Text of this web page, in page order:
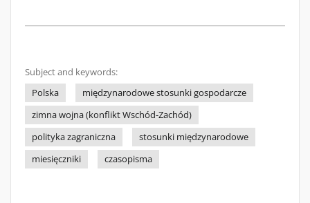
Subject and keywords:
Polska
międzynarodowe stosunki gospodarcze
zimna wojna (konflikt Wschód-Zachód)
polityka zagraniczna
stosunki międzynarodowe
miesięczniki
czasopisma